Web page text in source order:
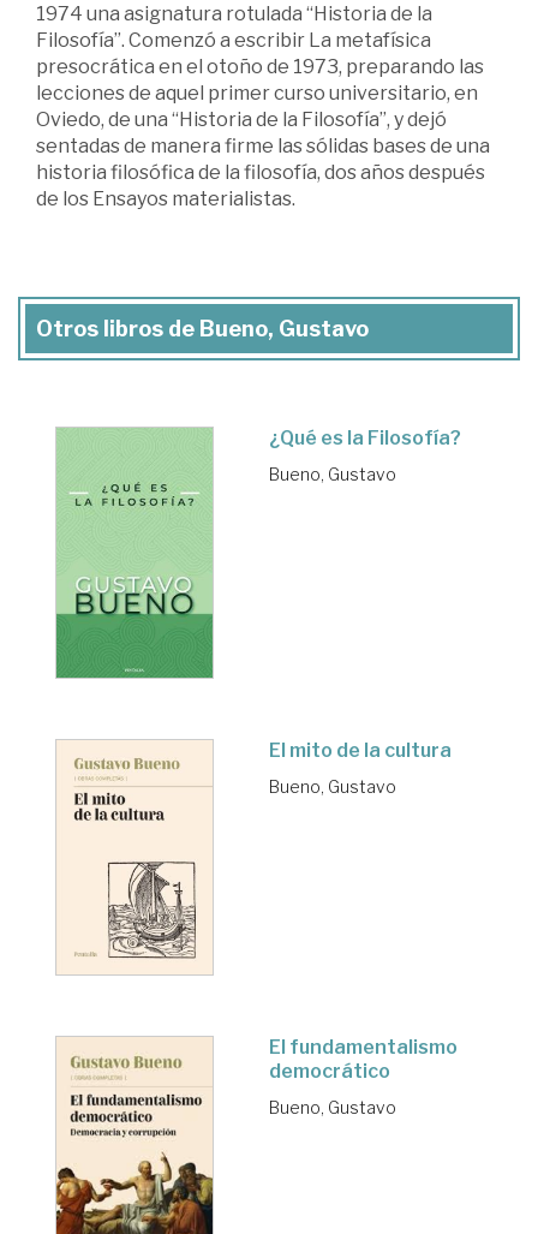
1974 una asignatura rotulada “Historia de la
Filosofía”. Comenzó a escribir La metafísica
presocrática en el otoño de 1973, preparando las
lecciones de aquel primer curso universitario, en
Oviedo, de una “Historia de la Filosofía”, y dejó
sentadas de manera firme las sólidas bases de una
historia filosófica de la filosofía, dos años después
de los Ensayos materialistas.
Otros libros de Bueno, Gustavo
¿Qué es la Filosofía?
Bueno, Gustavo
El mito de la cultura
Bueno, Gustavo
El fundamentalismo
democrático
Bueno, Gustavo